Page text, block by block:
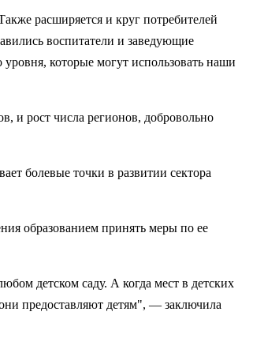
расширяется и круг потребителей
воспитатели и заведующие
которые могут использовать наши
и рост числа регионов, добровольно
болевые точки в развитии сектора
образованием принять меры по ее
детском саду. А когда мест в детских
они предоставляют детям", — заключила